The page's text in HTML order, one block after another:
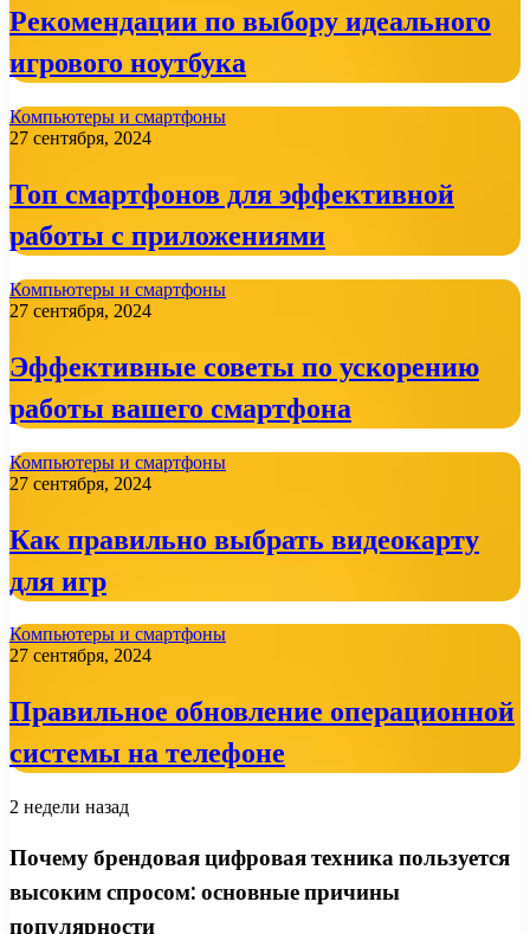
Рекомендации по выбору идеального
игрового ноутбука
Компьютеры и смартфоны
27 сентября, 2024
Топ смартфонов для эффективной
работы с приложениями
Компьютеры и смартфоны
27 сентября, 2024
Эффективные советы по ускорению
работы вашего смартфона
Компьютеры и смартфоны
27 сентября, 2024
Как правильно выбрать видеокарту
для игр
Компьютеры и смартфоны
27 сентября, 2024
Правильное обновление операционной
системы на телефоне
2 недели назад
Почему брендовая цифровая техника пользуется
высоким спросом: основные причины
популярности